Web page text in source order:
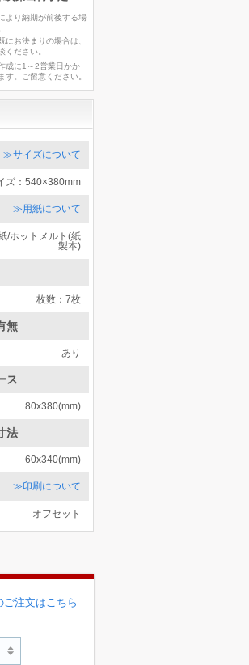
より納期が前後する場
お決まりの場合は、
ください。
成に1～2営業日かか
す。ご留意ください。
≫サイズについて
ズ：540×380mm
≫用紙について
/ホットメルト(紙
製本)
枚数：7枚
無
あり
ス
80x380(mm)
法
60x340(mm)
≫印刷について
オフセット
注文はこちら